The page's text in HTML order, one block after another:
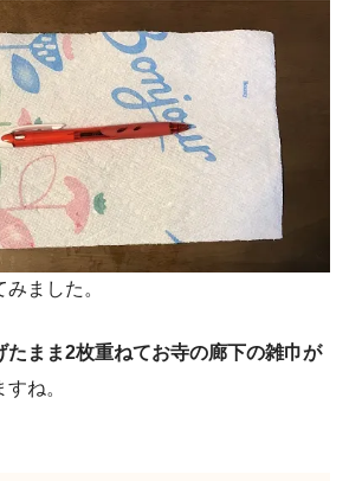
ました。
たまま2枚重ねてお寺の廊下の雑巾が
ね。